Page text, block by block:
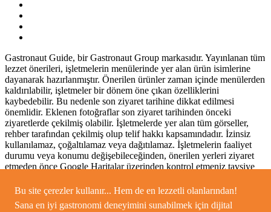
Bu site çerezler kullanır... Hem de en lezzetli olanlarından!
Sana en iyi gastronomi deneyimini sunabilmek için dijital
Gastronaut Guide, bir Gastronaut Group markasıdır. Yayınlanan tüm
lezzet önerileri, işletmelerin menülerinde yer alan ürün isimlerine
dayanarak hazırlanmıştır. Önerilen ürünler zaman içinde menülerden
kaldırılabilir, işletmeler bir dönem öne çıkan özelliklerini
kaybedebilir. Bu nedenle son ziyaret tarihine dikkat edilmesi
önemlidir. Eklenen fotoğraflar son ziyaret tarihinden önceki
ziyaretlerde çekilmiş olabilir. İşletmelerde yer alan tüm görseller,
rehber tarafından çekilmiş olup telif hakkı kapsamındadır. İzinsiz
kullanılamaz, çoğaltılamaz veya dağıtılamaz. İşletmelerin faaliyet
durumu veya konumu değişebileceğinden, önerilen yerleri ziyaret
etmeden önce Google Haritalar üzerinden kontrol etmeniz tavsiye